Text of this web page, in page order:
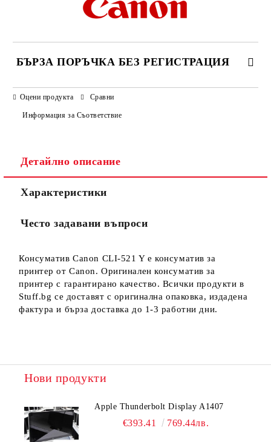
БЪРЗА ПОРЪЧКА БЕЗ РЕГИСТРАЦИЯ
САМО ПОПЪЛНЕТЕ 3 ПОЛЕТА
Оцени продукта Сравни
Информация за Съответствие
Детайлно описание
Характеристики
Често задавани въпроси
Консуматив Canon CLI-521 Y е консуматив за
принтер от Canon. Оригинален консуматив за
принтер с гарантирано качество. Всички продукти в
Stuff.bg се доставят с оригинална опаковка, издадена
фактура и бърза доставка до 1-3 работни дни.
Нови продукти
Apple Thunderbolt Display A1407
€393.41 769.44лв.